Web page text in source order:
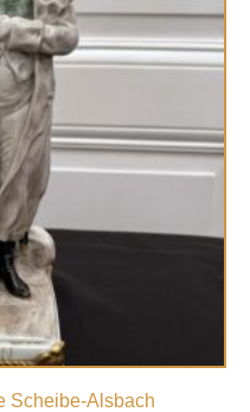
Scheibe-Alsbach